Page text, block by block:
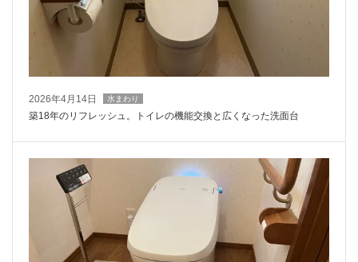
2026年4月14日 水まわり
築18年のリフレッシュ。トイレの機能交換と広くなった洗面台